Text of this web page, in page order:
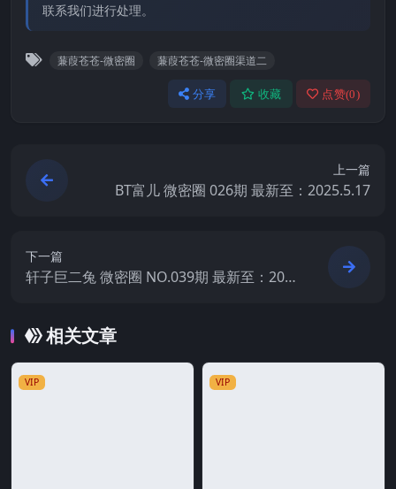
联系我们进行处理。
蒹葭苍苍-微密圈 蒹葭苍苍-微密圈渠道二
分享 收藏 点赞(0)
上一篇
BT富儿 微密圈 026期 最新至：2025.5.17
下一篇
轩子巨二兔 微密圈 NO.039期 最新至：202
相关文章
VIP VIP